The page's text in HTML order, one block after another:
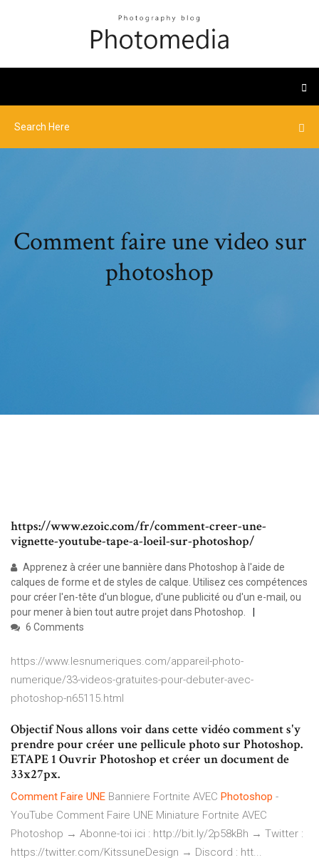
Comment faire une video sur
photoshop
https://www.ezoic.com/fr/comment-creer-une-
vignette-youtube-tape-a-loeil-sur-photoshop/
Apprenez à créer une bannière dans Photoshop à l'aide de
calques de forme et de styles de calque. Utilisez ces compétences
pour créer l'en-tête d'un blogue, d'une publicité ou d'un e-mail, ou
pour mener à bien tout autre projet dans Photoshop.
6 Comments
https://www.lesnumeriques.com/appareil-photo-
numerique/33-videos-gratuites-pour-debuter-avec-
photoshop-n65115.html
Objectif Nous allons voir dans cette vidéo comment s'y
prendre pour créer une pellicule photo sur Photoshop.
ETAPE 1 Ouvrir Photoshop et créer un document de
33x27px.
Comment Faire UNE Banniere Fortnite AVEC Photoshop -
YouTube Comment Faire UNE Miniature Fortnite AVEC
Photoshop → Abonne-toi ici : http://bit.ly/2p58kBh → Twitter :
https://twitter.com/KitssuneDesign → Discord : htt...